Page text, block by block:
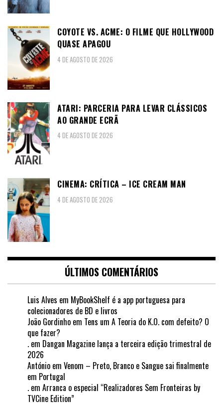
COYOTE VS. ACME: O FILME QUE HOLLYWOOD
QUASE APAGOU
4 DE AGOSTO DE 2026
ATARI: PARCERIA PARA LEVAR CLÁSSICOS
AO GRANDE ECRÃ
4 DE AGOSTO DE 2026
CINEMA: CRÍTICA – ICE CREAM MAN
4 DE AGOSTO DE 2026
ÚLTIMOS COMENTÁRIOS
Luis Alves em MyBookShelf é a app portuguesa para
colecionadores de BD e livros
João Gordinho em Tens um A Teoria do K.O. com defeito? O
que fazer?
. em Dangan Magazine lança a terceira edição trimestral de
2026
António em Venom – Preto, Branco e Sangue sai finalmente
em Portugal
. em Arranca o especial “Realizadores Sem Fronteiras by
TVCine Edition”